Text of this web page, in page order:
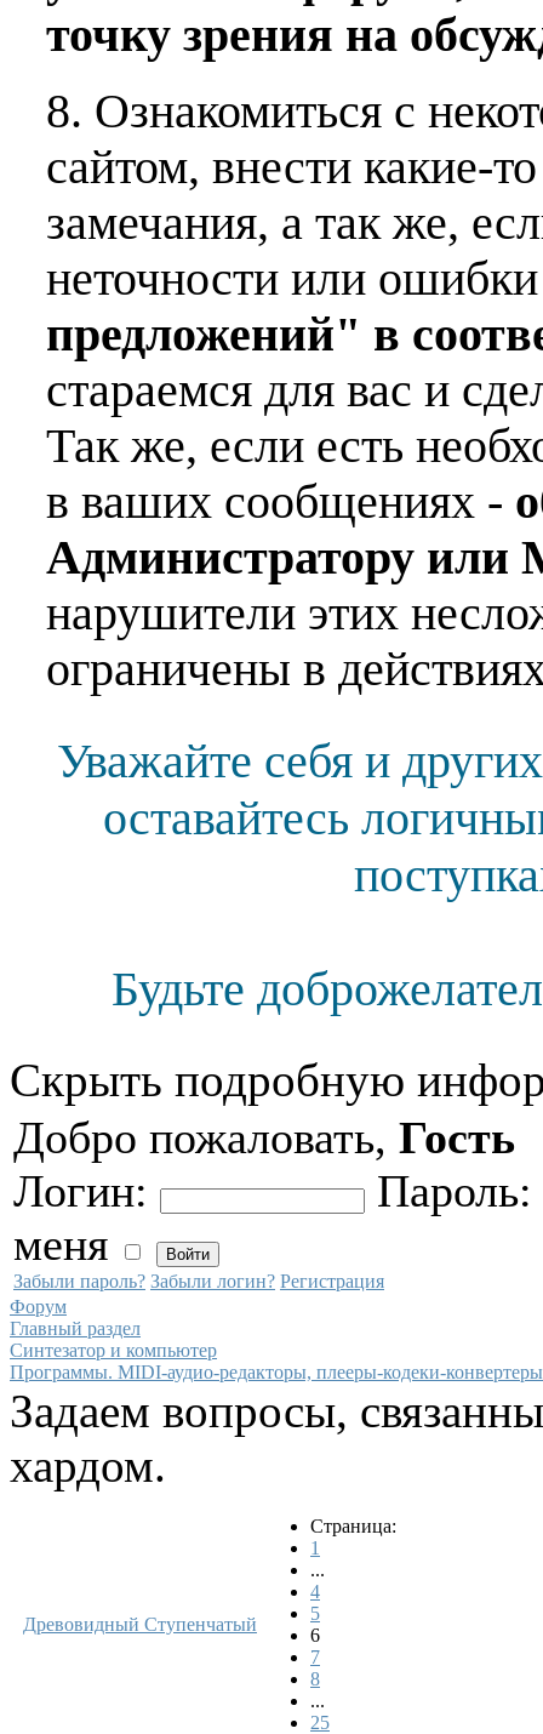
точку зрения на
8. Ознакомиться с
сайтом, внести какие-
замечания, а так же,
неточности или
предложений" в
стараемся для вас и
Так же, если есть
в ваших сообщениях -
Администратору или
нарушители этих
ограничены в
Уважайте себя и
оставайтесь
Будьте
Скрыть подробную
Добро пожаловать, Гость
Логин:
Пароль:
меня
Забыли пароль? Забыли логин? Регистрация
Форум
Главный раздел
Синтезатор и компьютер
Программы. MIDI-аудио-редакторы, плееры-кодеки-
Задаем вопросы,
хардом.
Древовидный Ступенчатый
Страница:
1
...
4
5
6
7
8
...
25